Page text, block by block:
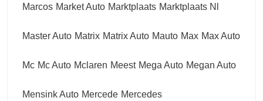
Marcos Market Auto Marktplaats Marktplaats Nl
Master Auto Matrix Matrix Auto Mauto Max Max Auto
Mc Mc Auto Mclaren Meest Mega Auto Megan Auto
Mensink Auto Mercede Mercedes